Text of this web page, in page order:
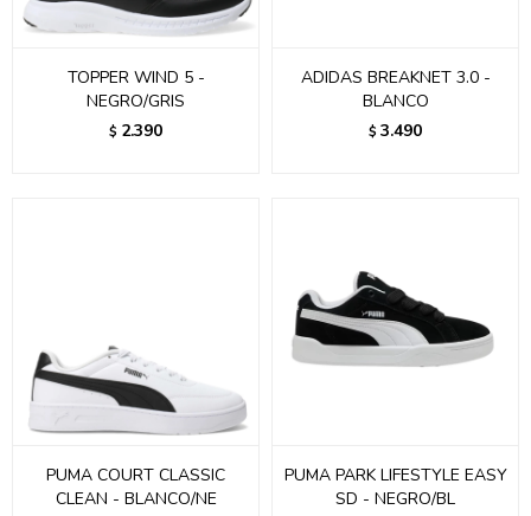
TOPPER WIND 5 -
NEGRO/GRIS
$ 2.390
ADIDAS BREAKNET 3.0 -
BLANCO
$ 3.490
PUMA COURT CLASSIC
CLEAN - BLANCO/NE
PUMA PARK LIFESTYLE EASY
SD - NEGRO/BL